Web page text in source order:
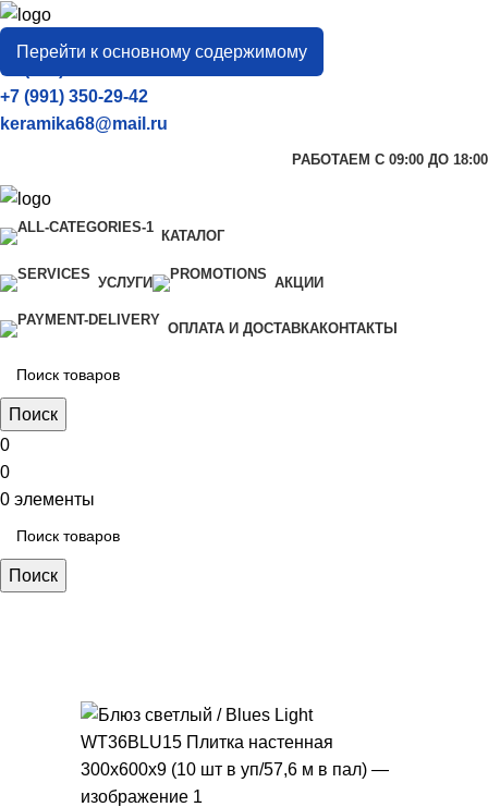
Перейти к основному содержимому
город
Тамбов
+7 (906) 657-33-54
+7 (991) 350-29-42
keramika68@mail.ru
РАБОТАЕМ С 09:00 ДО 18:00
КАТАЛОГ
УСЛУГИ АКЦИИ
ОПЛАТА И ДОСТАВКАКОНТАКТЫ
Поиск
0
0
0 элементы
Поиск